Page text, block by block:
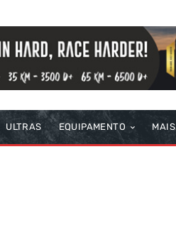
ULTRAS EQUIPAMENTO